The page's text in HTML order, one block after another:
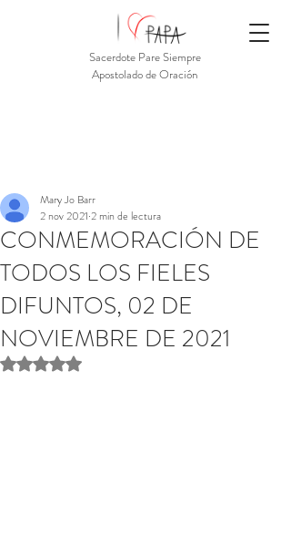
Sacerdote Pare Siempre
Apostolado de Oración
CONMEMORACIÓN DE
TODOS LOS FIELES
DIFUNTOS, 02 DE
NOVIEMBRE DE 2021
Mary Jo Barr
2 nov 2021 2 min de lectura
Obtuvo NaN de 5 estrellas.